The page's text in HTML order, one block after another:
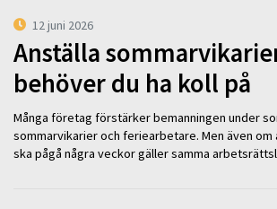
12 juni 2026
Anställa
behöver du ha koll på
Många företag förstärker bemanningen under
sommarvikarier och feriearbetare. Men även om
ska pågå några veckor gäller samma